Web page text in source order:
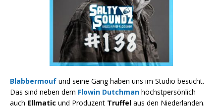
Blabbermouf und seine Gang haben uns im Studio besucht.
Das sind neben dem Flowin Dutchman höchstpersönlich
auch Ellmatic und Produzent Truffel aus den Niederlanden.